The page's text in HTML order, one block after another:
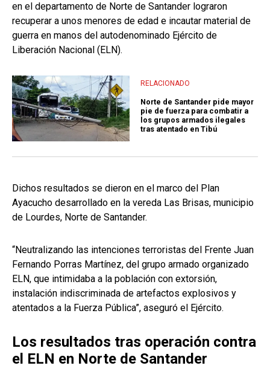
en el departamento de Norte de Santander lograron
recuperar a unos menores de edad e incautar material de
guerra en manos del autodenominado Ejército de
Liberación Nacional (ELN).
RELACIONADO
Norte de Santander pide mayor
pie de fuerza para combatir a
los grupos armados ilegales
tras atentado en Tibú
Dichos resultados se dieron en el marco del Plan
Ayacucho desarrollado en la vereda Las Brisas, municipio
de Lourdes, Norte de Santander.
“Neutralizando las intenciones terroristas del Frente Juan
Fernando Porras Martínez, del grupo armado organizado
ELN, que intimidaba a la población con extorsión,
instalación indiscriminada de artefactos explosivos y
atentados a la Fuerza Pública”, aseguró el Ejército.
Los resultados tras operación contra
el ELN en Norte de Santander